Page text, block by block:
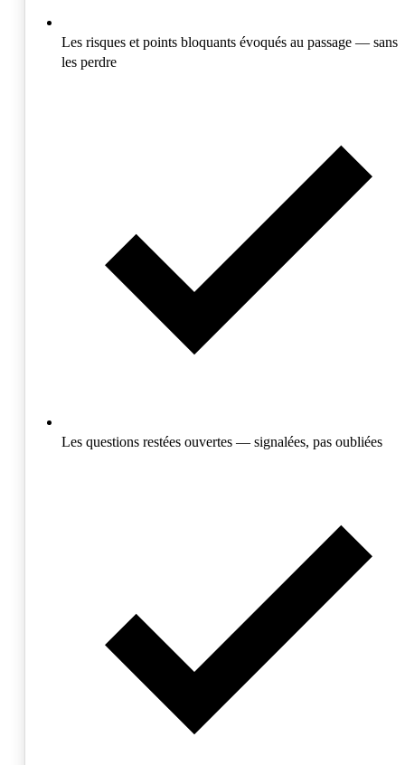
Les risques et points bloquants évoqués au passage — sans
les perdre
Les questions restées ouvertes — signalées, pas oubliées